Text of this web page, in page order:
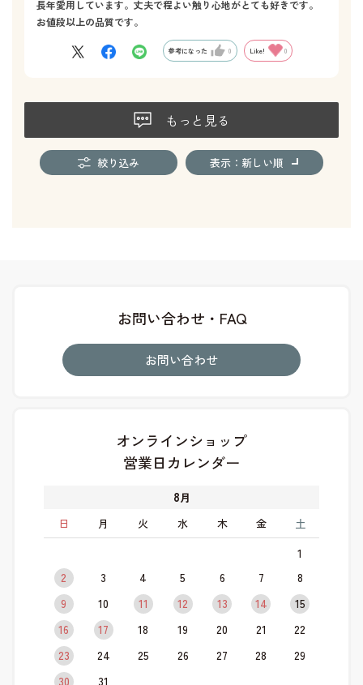
長年愛用しています。丈夫で程よい触り心地がとても好きです。
お値段以上の品質です。
参考になった 0 Like! 0
もっと見る
絞り込み 表示：新しい順
お問い合わせ・FAQ
お問い合わせ
オンラインショップ
営業日カレンダー
8月
日
月 火 水 木 金 土
1
2
3 4 5 6 7
8
9
10 11 12 13 14
15
16
17 18 19 20 21
22
23
24 25 26 27 28
29
30
31